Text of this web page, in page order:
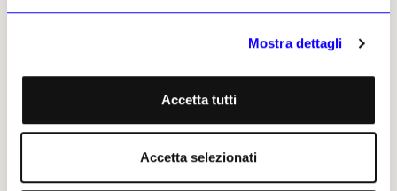
Mostra dettagli
Accetta tutti
Accetta selezionati
Un percorso che ricostruisce il rapporto profondo tra l’artista